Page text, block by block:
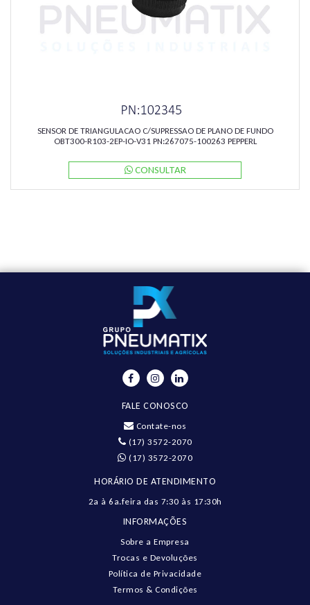
SENSOR DE TRIANGULACAO C/SUPRESSAO DE PLANO DE FUNDO
OBT300-R103-2EP-IO-V31 PN:267075-100263 PEPPERL
CONSULTAR
FALE CONOSCO
Contate-nos
(17) 3572-2070
(17) 3572-2070
HORÁRIO DE ATENDIMENTO
2a à 6a.feira das 7:30 às 17:30h
INFORMAÇÕES
Sobre a Empresa
Trocas e Devoluções
Política de Privacidade
Termos & Condições